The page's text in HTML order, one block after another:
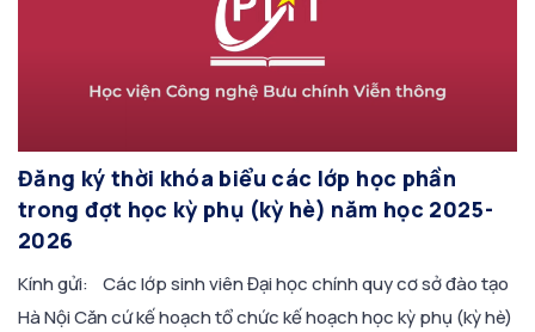
Đăng ký thời khóa biểu các lớp học phần
trong đợt học kỳ phụ (kỳ hè) năm học 2025-
2026
Kính gửi: Các lớp sinh viên Đại học chính quy cơ sở đào tạo
Hà Nội Căn cứ kế hoạch tổ chức kế hoạch học kỳ phụ (kỳ hè)